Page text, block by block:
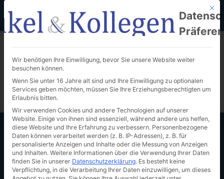
+49 (0) 661-96 32 20
anfrage@bukel-kollegen.de
Im Vogelsang 4, 36039 Fulda
Termin vereinbaren
Mit
Wir benötigen Ihre Einwilligung, bevor Sie unsere Website weiter
besuchen können.
Wenn Sie unter 16 Jahre alt sind und Ihre Einwilligung zu optionalen
Services geben möchten, müssen Sie Ihre Erziehungsberechtigten um
Erlaubnis bitten.
Wir verwenden Cookies und andere Technologien auf unserer
Website. Einige von ihnen sind essenziell, während andere uns helfen,
diese Website und Ihre Erfahrung zu verbessern. Personenbezogene
Daten können verarbeitet werden (z. B. IP-Adressen), z. B. für
personalisierte Anzeigen und Inhalte oder die Messung von Anzeigen
und Inhalten. Weitere Informationen über die Verwendung Ihrer Daten
finden Sie in unserer Datenschutzerklärung. Es besteht keine
Verpflichtung, in die Verarbeitung Ihrer Daten einzuwilligen, um dieses